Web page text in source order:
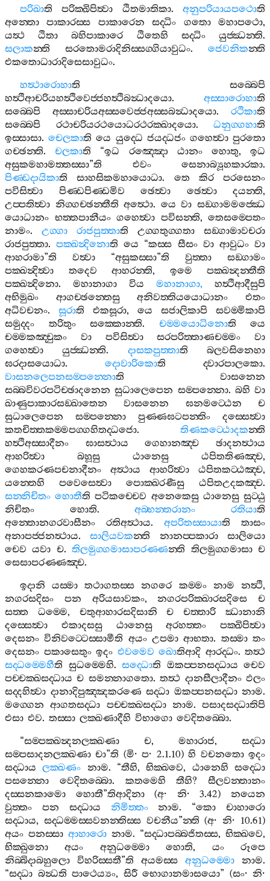
පරිඛාති පරික‍්ඛිපිත්‍වා ඨිතමාතිකා.අනුපරියායපථොති
අන‍්තො
පාකාරස‍්ස පාකාරෙන සද‍්ධිං ගතො මහාපථො,
යත්‍ථ
ඨිතා බහිපාකාරෙ ඨිතෙහි සද‍්ධිං යුජ‍්ඣන‍්ති.
සලාකන‍්ති සරතොමරාදිනිස‍්සග‍්ගියාවුධං. ජෙවනිකන‍්ති
එකතොධාරාදිසෙසාවුධං.
හත්‍ථාරොහාති
සබ‍්බෙපි
හත්‍ථිආචරියහත්‍ථිවෙජ‍්ජහත්‍ථිබන්‍ධාදයො. අස‍්සාරොහාති
සබ‍්බෙපි
අස‍්සාචරියඅස‍්සවෙජ‍්ජඅස‍්සබන්‍ධාදයො. රථිකාති
සබ‍්බෙපි
රථාචරියරථයොධරථරක‍්ඛාදයො. ධනුග‍්ගහාති
ඉස‍්සාසා.චෙලකාති යෙ යුද‍්ධෙ ජයද‍්ධජං ගහෙත්‍වා පුරතො
ගච‍්ඡන‍්ති.චලකාති “ඉධ රඤ‍්ඤො ඨානං හොතු,ඉධ
අසුකමහාමත‍්තස‍්සා”ති එවං සෙනාබ්‍යූහකාරකා.
පිණ‍්ඩදායිකාති සාහසිකමහායොධා. තෙ කිර
පරසෙනං
පවිසිත්‍වා
පිණ‍්ඩපිණ‍්ඩමිව ඡෙත්‍වා ඡෙත්‍වා දයන‍්ති,
උප‍්පතිත්‍වා නිග‍්ගච‍්ඡන‍්තීති අත්‍ථො. යෙ වා සඞ‍්ගාමමජ‍්ඣෙ
යොධානං භත‍්තපානීයං ගහෙත්‍වා පවිසන‍්ති, තෙසම‍්පෙතං
නාමං. උග‍්ගා රාජපුත‍්තාති උග‍්ගතුග‍්ගතා
සඞ‍්ගාමාවචරා
රාජපුත‍්තා.පක‍්ඛන්‍දිනොති යෙ “කස‍්ස සීසං වා ආවුධං වා
ආහරාමා”ති වත්‍වා “අසුකස‍්සා”ති වුත‍්තා
සඞ‍්ගාමං
පක‍්ඛන්‍දිත්‍වා
තදෙව ආහරන‍්ති, ඉමෙ
පක‍්ඛන්‍දන‍්තීති
පක‍්ඛන්‍දිනො. මහානාගා විය මහානාගා,
හත්‍ථිආදීසුපි
අභිමුඛං
ආගච‍්ඡන‍්තෙසු අනිවත‍්තියයොධානං
එතං
අධිවචනං. සූරාති එකසූරා, යෙ සජාලිකාපි
සවම‍්මිකාපි
සමුද‍්දං
තරිතුං සක‍්කොන‍්ති. චම‍්මයොධිනොති
යෙ
චම‍්මකඤ‍්චුකං
වා පවිසිත්‍වා සරපරිත‍්තාණචම‍්මං
වා
ගහෙත්‍වා
යුජ‍්ඣන‍්ති. දාසකපුත‍්තාති
බලවසිනෙහා
ඝරදාසයොධා. දොවාරිකොති ද‍්වාරපාලකො.
වාසනලෙපනසම‍්පන‍්නොති
වාසනෙන
සබ‍්බවිවරපටිච‍්ඡාදනෙන සුධාලෙපෙන සම‍්පන‍්නො. බහි වා
ඛාණුපාකාරසඞ‍්ඛාතෙන
වාසනෙන ඝනමට‍්ඨෙන
ච
සුධාලෙපෙන
සම‍්පන‍්නො පුණ‍්ණඝටපන‍්තිං
දස‍්සෙත්‍වා
කතචිත‍්තකම‍්මපග‍්ගහිතද‍්ධජො. තිණකට‍්ඨොදකන‍්ති
හත්‍ථිඅස‍්සාදීනං
ඝාසත්‍ථාය ගෙහානඤ‍්ච
ඡාදනත්‍ථාය
ආහරිත්‍වා
බහූසු ඨානෙසු ඨපිතතිණඤ‍්ච,
ගෙහකරණපචනාදීනං
අත්‍ථාය ආහරිත්‍වා ඨපිතකට‍්ඨඤ‍්ච,
යන‍්තෙහි
පවෙසෙත්‍වා පොක‍්ඛරණීසු ඨපිතඋදකඤ‍්ච.
සන‍්නිචිතං හොතීති පටිකච‍්චෙව අනෙකෙසු ඨානෙසු සුට‍්ඨු
නිචිතං
හොති.අබ‍්භන‍්තරානං රතියාති
අන‍්තොනගරවාසීනං
රතිඅත්‍ථාය. අපරිතස‍්සායාති
තාසං
අනාපජ‍්ජනත්‍ථාය.සාලියවකන‍්ති නානප‍්පකාරා
සාලියො
චෙව යවා ච.තිලමුග‍්ගමාසාපරණ‍්ණන‍්ති තිලමුග‍්ගමාසා ච
සෙසාපරණ‍්ණඤ‍්ච.
ඉදානි
යස‍්මා තථාගතස‍්ස නගරෙ කම‍්මං නාම නත්‍ථි,
නගරසදිසං
පන අරියසාවකං,නගරපරික‍්ඛාරසදිසෙ
ච
සත‍්ත
ධම‍්මෙ, චතුආහාරසදිසානි ච චත‍්තාරි
ඣානානි
දස‍්සෙත්‍වා
එකාදසසු ඨානෙසු අරහත‍්තං
පක‍්ඛිපිත්‍වා
දෙසනං විනිවට‍්ටෙස‍්සාමීති අයං උපමා ආභතා. තස‍්මා තං
දෙසනං පකාසෙතුං ඉදං එවමෙව ඛොතිආදි ආරද‍්ධං. තත්‍ථ
සද‍්ධම‍්මෙහීති සුධම‍්මෙහි. සද‍්ධොති ඔකප‍්පනසද‍්ධාය චෙව
පච‍්චක‍්ඛසද‍්ධාය ච සමන‍්නාගතො.තත්‍ථ දානසීලාදීනං ඵලං
සද‍්දහිත්‍වා දානාදිපුඤ‍්ඤකරණෙ සද‍්ධා ඔකප‍්පනසද‍්ධා නාම.
මග‍්ගෙන ආගතසද‍්ධා පච‍්චක‍්ඛසද‍්ධා නාම. පසාදසද‍්ධාතිපි
එසා එව. තස‍්සා ලක‍්ඛණාදීහි විභාගො වෙදිතබ‍්බො.
“සම‍්පක‍්ඛන්‍දනලක‍්ඛණා ච, මහාරාජ, සද‍්ධා
සම‍්පසාදනලක‍්ඛණා චා”ති (මි·ප· 2.1.10)හි වචනතො ඉදං
සද‍්ධාය ලක‍්ඛණං නාම. “තීහි,භික‍්ඛවෙ, ඨානෙහි සද‍්ධො
පසන‍්නො
වෙදිතබ‍්බො. කතමෙහි තීහි? සීලවන‍්තානං
දස‍්සනකාමො
හොතී”තිආදිනා(අ· නි· 3.42)නයෙන
වුත‍්තං
පන සද‍්ධාය නිමිත‍්තං නාම. “කො
චාහාරො
සද‍්ධාය, සද‍්ධම‍්මස‍්සවනන‍්තිස‍්ස වචනීය”න‍්ති (අ·නි· 10.61)
අයං පනස‍්සා ආහාරො නාම. “සද‍්ධාපබ‍්බජිතස‍්ස, භික‍්ඛවෙ,
භික‍්ඛුනො
අයං අනුධම‍්මො හොති, යං
රූපෙ
නිබ‍්බිදාබහුලො
විහරිස‍්සතී”ති අයමස‍්ස අනුධම‍්මො නාම.
“සද‍්ධා බන්‍ධති පාථෙය්‍යං, සිරී භොගානමාසයො” (සං· නි·